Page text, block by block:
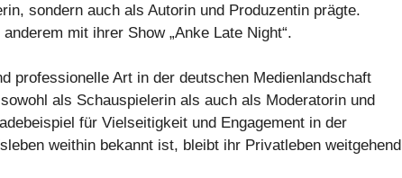
sondern auch als Autorin und Produzentin prägte.
mit ihrer Show „Anke Late Night“.
professionelle Art in der deutschen Medienlandschaft
als Schauspielerin als auch als Moderatorin und
für Vielseitigkeit und Engagement in der
weithin bekannt ist, bleibt ihr Privatleben weitgehend